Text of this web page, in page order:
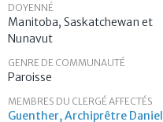
DOYENNÉ
Manitoba, Saskatchewan et
Nunavut
GENRE DE COMMUNAUTÉ
Paroisse
MEMBRES DU CLERGÉ AFFECTÉS
Guenther, Archiprêtre Daniel